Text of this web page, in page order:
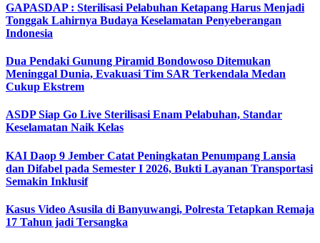
GAPASDAP : Sterilisasi Pelabuhan Ketapang Harus Menjadi
Tonggak Lahirnya Budaya Keselamatan Penyeberangan
Indonesia
Dua Pendaki Gunung Piramid Bondowoso Ditemukan
Meninggal Dunia, Evakuasi Tim SAR Terkendala Medan
Cukup Ekstrem
ASDP Siap Go Live Sterilisasi Enam Pelabuhan, Standar
Keselamatan Naik Kelas
KAI Daop 9 Jember Catat Peningkatan Penumpang Lansia
dan Difabel pada Semester I 2026, Bukti Layanan Transportasi
Semakin Inklusif
Kasus Video Asusila di Banyuwangi, Polresta Tetapkan Remaja
17 Tahun jadi Tersangka